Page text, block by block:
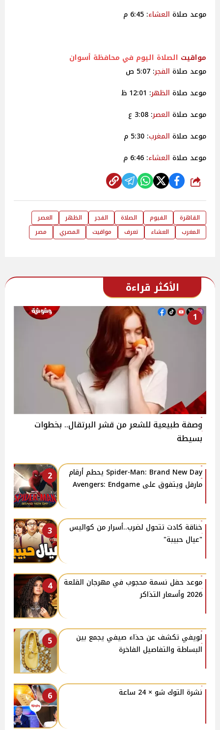
موعد صلاة العشاء: 6:45 م
مواقيت الصلاة اليوم في محافظة أسوان
موعد صلاة الفجر: 5:07 ص
موعد صلاة الظهر: 12:01 ظ
موعد صلاة العصر: 3:08 ع
موعد صلاة المغرب: 5:30 م
موعد صلاة العشاء: 6:46 م
شارك
القاهرة الفيوم الصلاة الفجر الظهر
العصر
المغرب
العشاء تعرف مواقيت المصري مصر
الأكثر قراءة
1
وصفة طبيعية للشعر من قشر البرتقال.. بخطوات
بسيطة
2
Spider-Man: Brand New Day يحطم أرقام
مارفل ويتفوق على Avengers: Endgame
3
خناقة كادت تتحول لضرب..أسرار من كواليس
"عيال حبيبة"
4
موعد حفل نسمة محجوب في مهرجان القلعة
2026 وأسعار التذاكر
5
لويفي تكشف عن حذاء صيفي يجمع بين
البساطة والتفاصيل الفاخرة
6 نشرة التوك شو × 24 ساعة